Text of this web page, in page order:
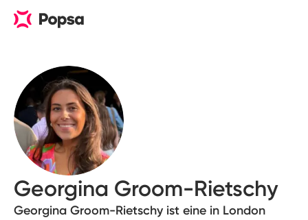
Georgina Groom-Rietschy
Georgina Groom-Rietschy ist eine in London